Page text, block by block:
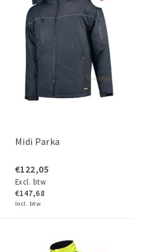
Midi Parka
€122,05
Excl. btw
€147,68
Incl. btw